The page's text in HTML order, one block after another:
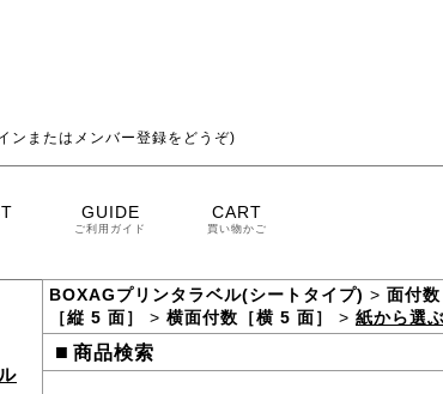
ンまたはメンバー登録をどうぞ)
GUIDE
ご利用ガイド
CART
買い物かご
BOXAGプリンタラベル(シートタイプ) > 面付数
［縦 5 面］
> 横面付数［横 5 面］ > 紙から選
■ 商品検索